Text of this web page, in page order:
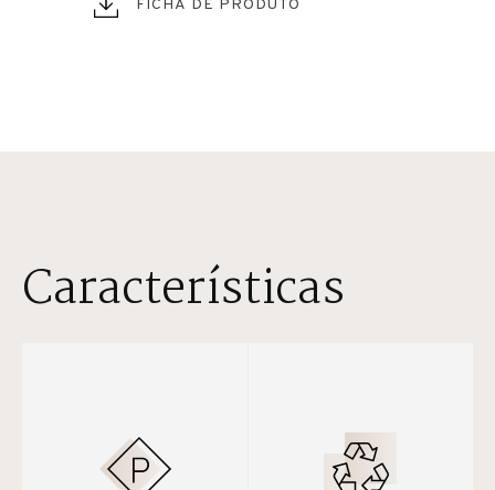
FICHA DE PRODUTO
Características